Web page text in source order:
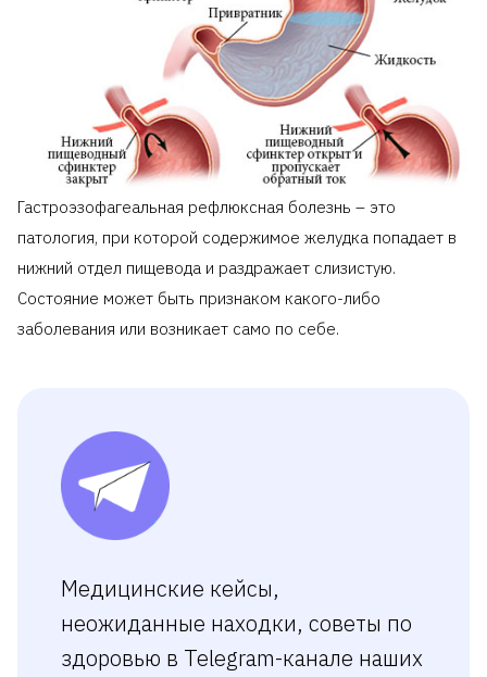
Гастроэзофагеальная рефлюксная болезнь – это
патология, при которой содержимое желудка попадает в
нижний отдел пищевода и раздражает слизистую.
Состояние может быть признаком какого-либо
заболевания или возникает само по себе.
Медицинские кейсы,
неожиданные находки, советы по
здоровью в Telegram-канале наших